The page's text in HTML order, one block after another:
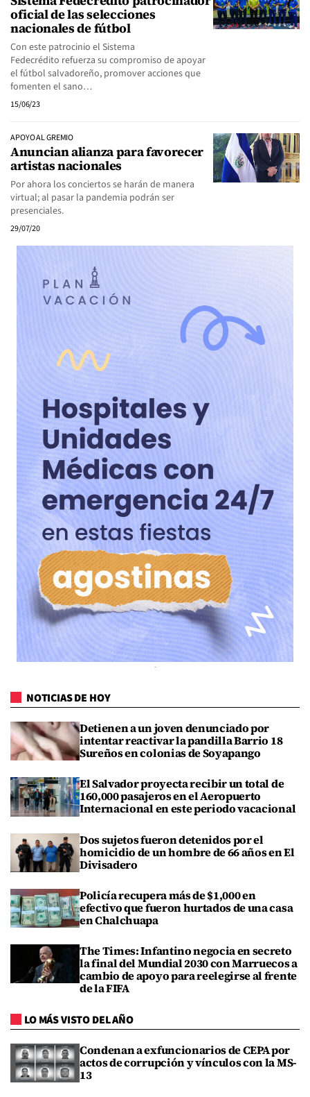
oficial de las selecciones
nacionales de fútbol
Con este patrocinio el Sistema
Fedecrédito refuerza su compromiso de apoyar
el fútbol salvadoreño, promover acciones que
fomenten el sano…
15/06/23
APOYO AL GREMIO
Anuncian alianza para favorecer
artistas nacionales
Por ahora los conciertos se harán de manera
virtual; al pasar la pandemia podrán ser
presenciales.
29/07/20
NOTICIAS DE HOY
Detienen a un joven denunciado por
intentar reactivar la pandilla Barrio 18
Sureños en colonias de Soyapango
El Salvador proyecta recibir un total de
160,000 pasajeros en el Aeropuerto
Internacional en este periodo vacacional
Dos sujetos fueron detenidos por el
homicidio de un hombre de 66 años en El
Divisadero
Policía recupera más de $1,000 en
efectivo que fueron hurtados de una casa
en Chalchuapa
The Times: Infantino negocia en secreto
la final del Mundial 2030 con Marruecos a
cambio de apoyo para reelegirse al frente
de la FIFA
LO MÁS VISTO DEL AÑO
Condenan a exfuncionarios de CEPA por
actos de corrupción y vínculos con la MS-
13